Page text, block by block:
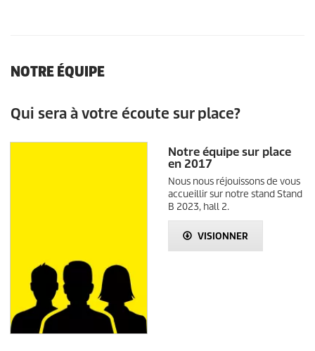
NOTRE ÉQUIPE
Qui sera à votre écoute sur place?
Notre équipe sur place
en 2017
Nous nous réjouissons de vous
accueillir sur notre stand Stand
B 2023, hall 2.
VISIONNER